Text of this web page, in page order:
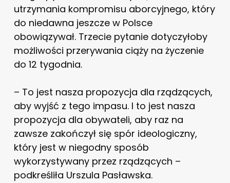
utrzymania kompromisu aborcyjnego, który
do niedawna jeszcze w Polsce
obowiązywał. Trzecie pytanie dotyczyłoby
możliwości przerywania ciąży na życzenie
do 12 tygodnia.
– To jest nasza propozycja dla rządzących,
aby wyjść z tego impasu. I to jest nasza
propozycja dla obywateli, aby raz na
zawsze zakończył się spór ideologiczny,
który jest w niegodny sposób
wykorzystywany przez rządzących –
podkreśliła Urszula Pasławska.